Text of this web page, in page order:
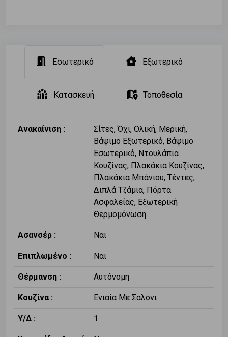
Εσωτερικό Εξωτερικό
Κατασκευή Τοποθεσία
Ανακαίνιση :
Σίτες, Όχι, Ολική, Μερική,
Βάψιμο Εξωτερικό, Βάψιμο
Εσωτερικό, Ντουλάπια
Κουζίνας, Πλακάκια Κουζίνας,
Πλακάκια Μπάνιου, Τέντες,
Διπλά Τζάμια, Πόρτα
Ασφαλείας, Εξωτερική
Θερμομόνωση
Ασανσέρ : Ναι
Επιπλωμένο : Ναι
Θέρμανση : Αυτόνομη
Κουζίνα : Ενιαία Με Σαλόνι
Υ/Δ : 1